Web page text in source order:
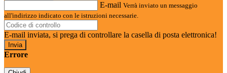
E-mail Verrà inviato un messaggio
all'indirizzo indicato con le istruzioni necessarie.
E-mail inviata, si prega di controllare la casella di posta elettronica!
Errore